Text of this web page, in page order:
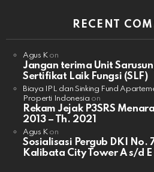
RECENT
Agus Kon
Jangan terima Unit
Sertifikat Laik Fungsi (SLF)
Biaya IPL dan Sinking Fund
Properti Indonesia on
Rekam Jejak P3SRS
2013 – Th. 2021
Agus Kon
Sosialisasi Pergub DKI No.
Kalibata City Tower A s/d E